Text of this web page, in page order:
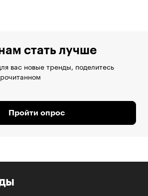
стать лучше
вас новые тренды, поделитесь
Пройти опрос